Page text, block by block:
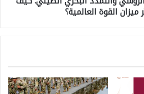
ميزان القوة العالمية؟